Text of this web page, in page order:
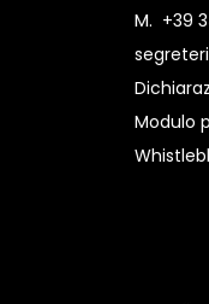
M. +39
Modulo